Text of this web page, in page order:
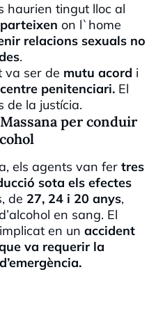
haurien tingut lloc al
on l`home
relacions sexuals no
.
va ser de mutu acord i
penitenciari. El
de la justícia.
per conduir
els agents van fer tres
sota els efectes
de 27, 24 i 20 anys,
en sang. El
en un accident
va requerir la